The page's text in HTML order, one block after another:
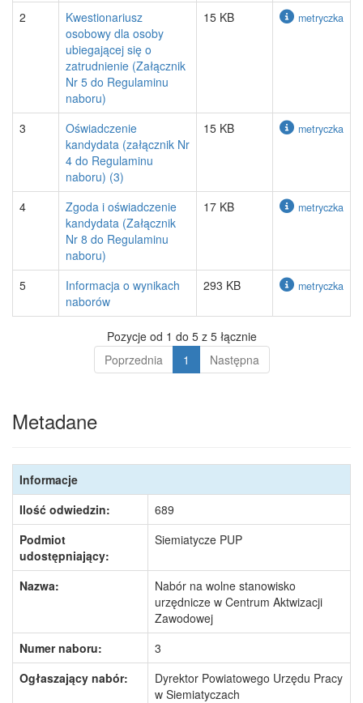
2
Kwestionariusz
osobowy dla osoby
ubiegającej się o
zatrudnienie (Załącznik
Nr 5 do Regulaminu
naboru)
15 KB metryczka
3
Oświadczenie
kandydata (załącznik Nr
4 do Regulaminu
naboru) (3)
15 KB metryczka
4
Zgoda i oświadczenie
kandydata (Załącznik
Nr 8 do Regulaminu
naboru)
17 KB metryczka
5
Informacja o wynikach
naborów
293 KB metryczka
Pozycje od 1 do 5 z 5 łącznie
Poprzednia
1 Następna
Metadane
Informacje
Ilość odwiedzin:
689
Podmiot
udostępniający:
Siemiatycze PUP
Nazwa:
Nabór na wolne stanowisko
urzędnicze w Centrum Aktwizacji
Zawodowej
Numer naboru:
3
Ogłaszający nabór:
Dyrektor Powiatowego Urzędu Pracy
w Siemiatyczach